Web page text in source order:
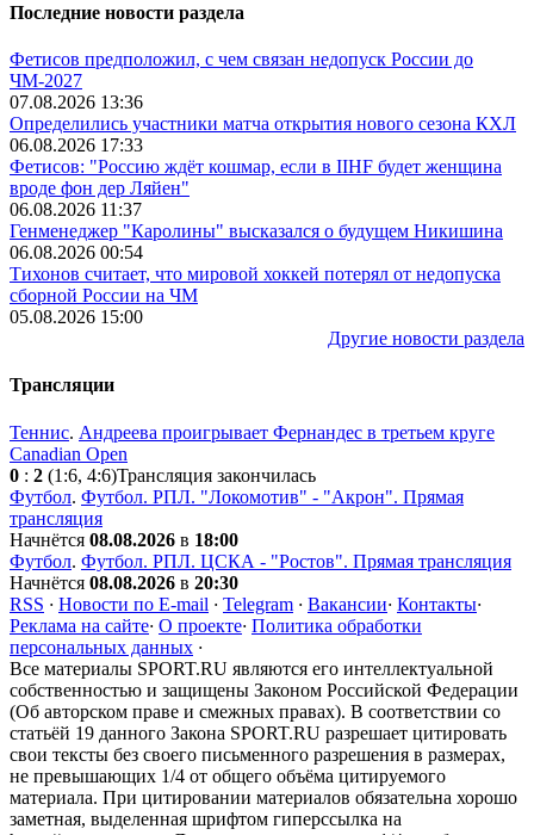
Последние новости раздела
Фетисов предположил, с чем связан недопуск России до
ЧМ-2027
07.08.2026 13:36
Определились участники матча открытия нового сезона КХЛ
06.08.2026 17:33
Фетисов: "Россию ждёт кошмар, если в IIHF будет женщина
вроде фон дер Ляйен"
06.08.2026 11:37
Генменеджер "Каролины" высказался о будущем Никишина
06.08.2026 00:54
Тихонов считает, что мировой хоккей потерял от недопуска
сборной России на ЧМ
05.08.2026 15:00
Другие новости раздела
Трансляции
Теннис. Андреева проигрывает Фернандес в третьем круге
Canadian Open
0 : 2 (1:6, 4:6)Трансляция закончилась
Футбол. Футбол. РПЛ. "Локомотив" - "Акрон". Прямая
трансляция
Начнётся 08.08.2026 в 18:00
Футбол. Футбол. РПЛ. ЦСКА - "Ростов". Прямая трансляция
Начнётся 08.08.2026 в 20:30
RSS · Новости по E-mail · Telegram · Вакансии· Контакты·
Реклама на сайте· О проекте· Политика обработки
персональных данных ·
Все материалы SPORT.RU являются его интеллектуальной
собственностью и защищены Законом Российской Федерации
(Об авторском праве и смежных правах). В соответствии со
статьёй 19 данного Закона SPORT.RU разрешает цитировать
свои тексты без своего письменного разрешения в размерах,
не превышающих 1/4 от общего объёма цитируемого
материала. При цитировании материалов обязательна хорошо
заметная, выделенная шрифтом гиперссылка на